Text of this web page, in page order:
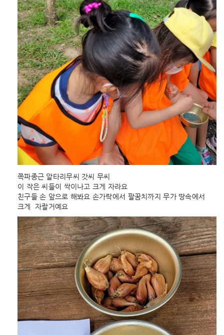
쪽파종근 알타리무씨 갓씨 무씨
이 작은 씨들이 싹이나고 크게 자라요
친구들 손 앞으로 해봐요 손가락에서 팔꿈치까지 무가 땅속에서
크게  자랄거예요